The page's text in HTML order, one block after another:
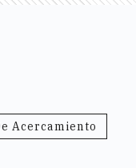
Acercamiento